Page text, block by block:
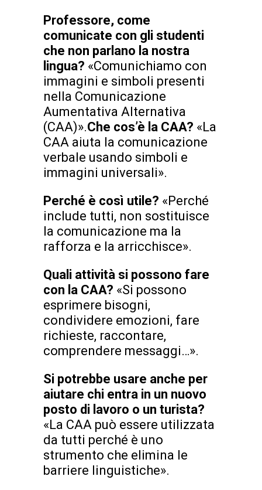
Professore, come
comunicate con gli studenti
che non parlano la nostra
lingua? «Comunichiamo con
immagini e simboli presenti
nella Comunicazione
Aumentativa Alternativa
(CAA)».Che cos’è la CAA? «La
CAA aiuta la comunicazione
verbale usando simboli e
immagini universali».
Perché è così utile? «Perché
include tutti, non sostituisce
la comunicazione ma la
rafforza e la arricchisce».
Quali attività si possono fare
con la CAA? «Si possono
esprimere bisogni,
condividere emozioni, fare
richieste, raccontare,
comprendere messaggi…».
Si potrebbe usare anche per
aiutare chi entra in un nuovo
posto di lavoro o un turista?
«La CAA può essere utilizzata
da tutti perché è uno
strumento che elimina le
barriere linguistiche».